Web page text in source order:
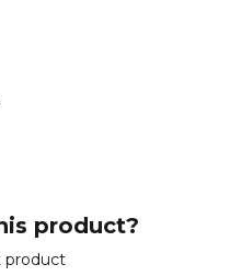
product?
product